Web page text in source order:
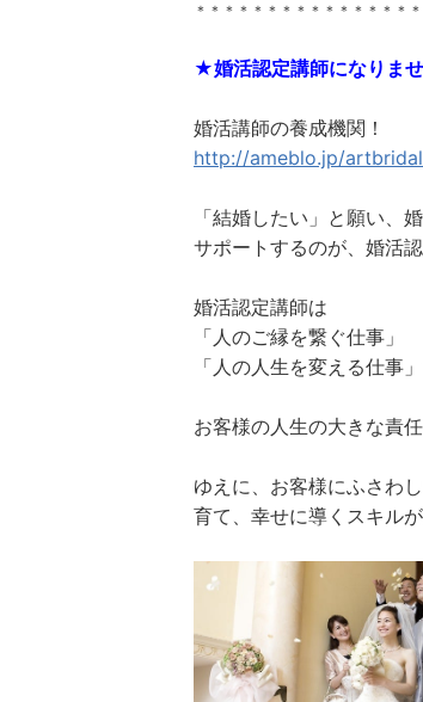
＊＊＊＊＊＊＊＊＊＊＊＊＊＊＊
★婚活認定講師になりま
婚活講師の養成機関！
http://ameblo.jp/
「結婚したい」と願い、
サポートするのが、婚活認
婚活認定講師は
「人のご縁を繋ぐ仕事」
「人の人生を変える仕事」
お客様の人生の大きな責
ゆえに、お客様にふさわ
育て、幸せに導くスキル